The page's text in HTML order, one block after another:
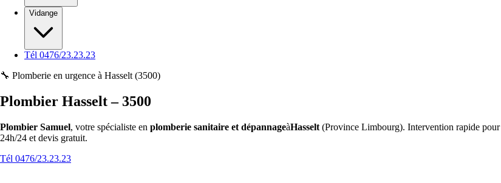
Vidange
Tél 0476/23.23.23
🔧 Plomberie en urgence à Hasselt (3500)
Plombier Hasselt – 3500
Plombier Samuel, votre spécialiste en plomberie sanitaire et dépannageàHasselt (Province Limbourg). Intervention rapide pour
24h/24 et devis gratuit.
Tél 0476/23.23.23